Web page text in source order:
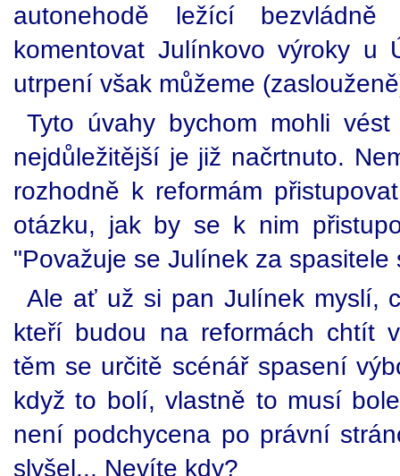
autonehodě ležící
komentovat Julínkovo výroky u
utrpení však můžeme
Tyto úvahy bychom mohli
nejdůležitější je již načrtnuto.
rozhodně k reformám
otázku, jak by se k nim
"Považuje se Julínek za spasitele
Ale ať už si pan Julínek myslí,
kteří budou na reformách chtít
těm se určitě scénář spasení
když to bolí, vlastně to musí
není podchycena po právní
slyšel... Nevíte kdy?